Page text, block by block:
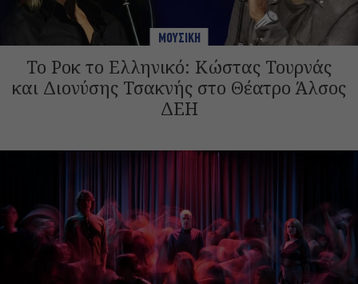
ΜΟΥΣΙΚΗ
Το Ροκ το Ελληνικό: Κώστας Τουρνάς
και Διονύσης Τσακνής στο Θέατρο Άλσος
ΔΕΗ